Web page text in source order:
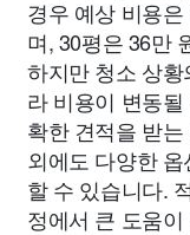
경우 예상 비용
며, 30평은 36만
하지만 청소 상
라 비용이 변동
확한 견적을 받
외에도 다양한
할 수 있습니다.
정에서 큰 도움이